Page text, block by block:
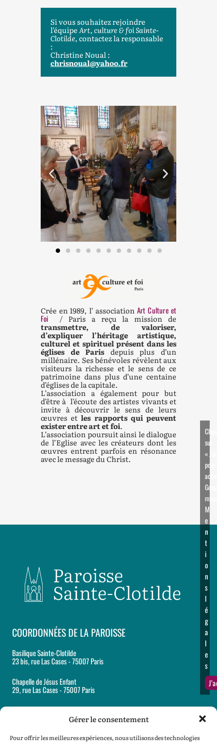
Gérer le consentement
Pour offrir les meilleures expériences, nous utilisons des technologies
Si vous souhaitez rejoindre
l’équipeArt, culture & foi Sainte-
Clotilde, contactez la responsable
:
Christine Noual :
chrisnoual@yahoo.fr
Crée en 1989, l’ association Art Culture et
Foi / Paris a reçu la mission de
transmettre, de valoriser,
d’expliquer l’héritage artistique,
culturel et spirituel présent dans les
églises de Paris depuis plus d’un
millénaire. Ses bénévoles révèlent aux
visiteurs la richesse et le sens de ce
patrimoine dans plus d’une centaine
d’églises de la capitale.
L’association a également pour but
d’être à l’écoute des artistes vivants et
invite à découvrir le sens de leurs
œuvres etles rapports qui peuvent
exister entre art et foi.
L’association poursuit ainsi le dialogue
de l’Eglise avec les créateurs dont les
œuvres entrent parfois en résonance
avec le message du Christ.
sur
«
pour
M
e
n
t
i
o
n
s
l
é
g
a
l
e
s
COORDONNÉES DE LA PAROISSE
Basilique Sainte-Clotilde
23 bis, rue Las Cases - 75007 Paris
Chapelle de Jésus Enfant
29, rue Las Cases - 75007 Paris
Accueil et secrétariat paroissiaux
12, rue Martignac - 75007 Paris